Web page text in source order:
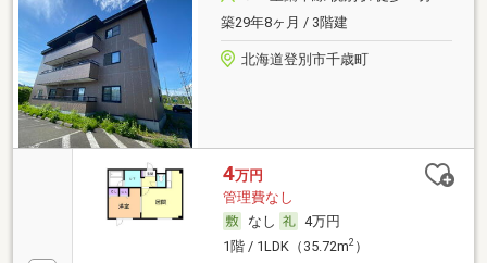
築29年8ヶ月 / 3階建
北海道登別市千歳町
4万円
管理費なし
なし
4万円
1階 / 1LDK（35.72m2）